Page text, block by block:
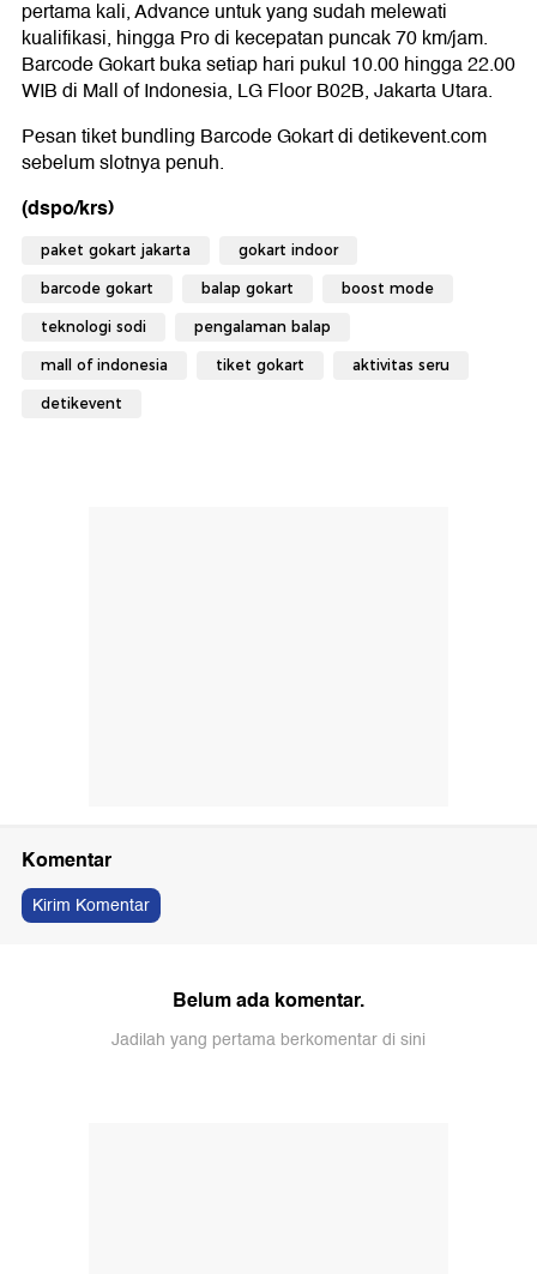
pertama kali,Advanceuntuk yang sudah melewati
kualifikasi, hinggaProdi kecepatan puncak70 km/jam.
Barcode Gokart bukasetiap hari pukul 10.00 hingga 22.00
WIBdi Mall of Indonesia, LG Floor B02B, Jakarta Utara.
Pesan tiket bundling Barcode Gokart didetikevent.com
sebelum slotnya penuh.
(dspo/krs)
paket gokart jakarta gokart indoor
barcode gokart balap gokart boost mode
teknologi sodi pengalaman balap
mall of indonesia tiket gokart aktivitas seru
detikevent
Komentar
Kirim Komentar
Belum ada komentar.
Jadilah yang pertama berkomentar di sini